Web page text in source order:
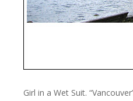
Girl in a Wet Suit.